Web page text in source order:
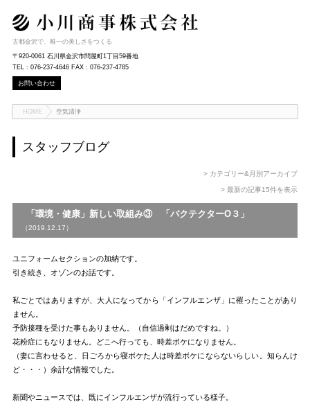
古都金沢で、唯一の美しさをつくる
〒920-0061 石川県金沢市問屋町1丁目59番地
TEL : 076-237-4646 FAX : 076-237-4785
お問い合わせ
HOME 空気清浄
スタッフブログ
> カテゴリー&月別アーカイブ
> 最新の記事15件を表示
「環境・健康」新しい取組み③ 「バクテクターO３」
（2019.12.17）
ユニフォームセクションの加納です。
引き続き、オゾンのお話です。
私ごとではありますが、大人になってから「インフルエンザ」に罹ったことがあり
ません。
予防接種を受けた事もありません。（自信過剰はだめですね。）
花粉症にもなりません。どこへ行っても、時差ボケになりません。
（妻に言わせると、日ごろから寝ボケた人は時差ボケにならないらしい。知らんけ
ど・・・）余計な情報でした。
新聞やニュースでは、既にインフルエンザが流行っている様子。